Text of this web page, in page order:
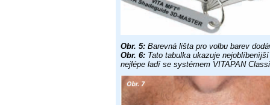
Obr. 5: Barevná lišta pro volbu barev
Obr. 6: Tato tabulka ukazuje
nejlépe ladí se systémem VITAPAN